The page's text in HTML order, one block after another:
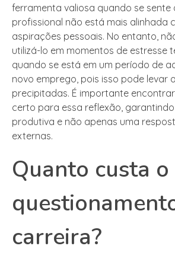
ferramenta valiosa quando se
profissional não está mais alinhada
aspirações pessoais. No entanto,
utilizá-lo em momentos de estresse
quando se está em um período de
novo emprego, pois isso pode levar
precipitadas. É importante
certo para essa reflexão,
produtiva e não apenas uma
externas.
Quanto custa o
carreira?